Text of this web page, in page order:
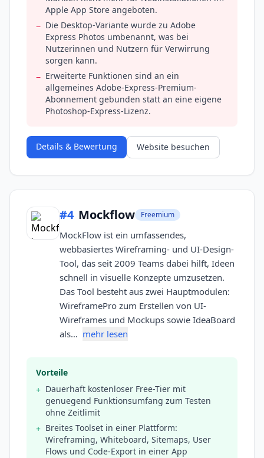
Apple App Store angeboten.
− Die Desktop-Variante wurde zu Adobe
Express Photos umbenannt, was bei
Nutzerinnen und Nutzern für Verwirrung
sorgen kann.
− Erweiterte Funktionen sind an ein
allgemeines Adobe-Express-Premium-
Abonnement gebunden statt an eine eigene
Photoshop-Express-Lizenz.
Details & Bewertung Website besuchen
#4 Mockflow Freemium
MockFlow ist ein umfassendes,
webbasiertes Wireframing- und UI-Design-
Tool, das seit 2009 Teams dabei hilft, Ideen
schnell in visuelle Konzepte umzusetzen.
Das Tool besteht aus zwei Hauptmodulen:
WireframePro zum Erstellen von UI-
Wireframes und Mockups sowie IdeaBoard
als… mehr lesen
Vorteile
+ Dauerhaft kostenloser Free-Tier mit
genuegend Funktionsumfang zum Testen
ohne Zeitlimit
+ Breites Toolset in einer Plattform:
Wireframing, Whiteboard, Sitemaps, User
Flows und Code-Export in einer App